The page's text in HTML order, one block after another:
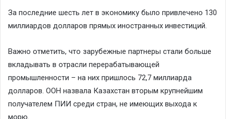
За последние шесть лет в экономику было привлечено 130
миллиардов долларов прямых иностранных инвестиций.
Важно отметить, что зарубежные партнеры стали больше
вкладывать в отрасли перерабатывающей
промышленности – на них пришлось 72,7 миллиарда
долларов. ООН назвала Казахстан вторым крупнейшим
получателем ПИИ среди стран, не имеющих выхода к
морю.